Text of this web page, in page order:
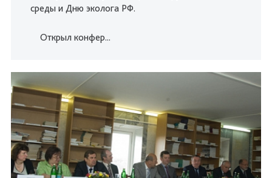
среды и Дню эколога РФ.
Открыл конфер...